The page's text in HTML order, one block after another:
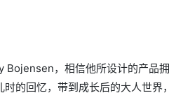
Bojensen，相信他所设计的产品拥
的回忆，带到成长后的大人世界，